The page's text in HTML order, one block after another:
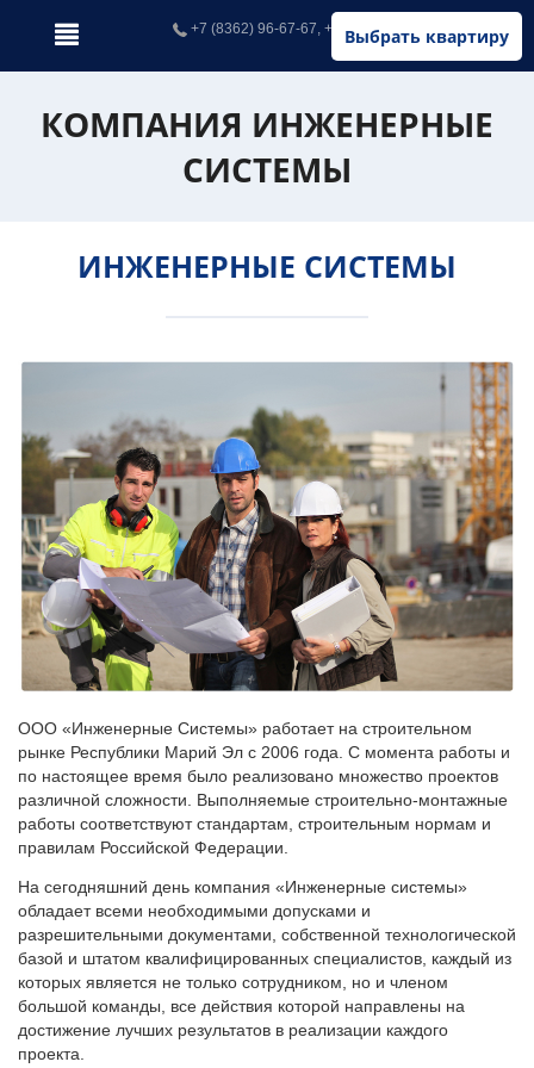
Выбрать квартиру
+7 (8362) 96-67-67, +7 (902) 326-67-67
КОМПАНИЯ ИНЖЕНЕРНЫЕ
СИСТЕМЫ
ИНЖЕНЕРНЫЕ СИСТЕМЫ
ООО «Инженерные Системы» работает на строительном
рынке Республики Марий Эл с 2006 года. С момента работы и
по настоящее время было реализовано множество проектов
различной сложности. Выполняемые строительно-монтажные
работы соответствуют стандартам, строительным нормам и
правилам Российской Федерации.
На сегодняшний день компания «Инженерные системы»
обладает всеми необходимыми допусками и
разрешительными документами, собственной технологической
базой и штатом квалифицированных специалистов, каждый из
которых является не только сотрудником, но и членом
большой команды, все действия которой направлены на
достижение лучших результатов в реализации каждого
проекта.